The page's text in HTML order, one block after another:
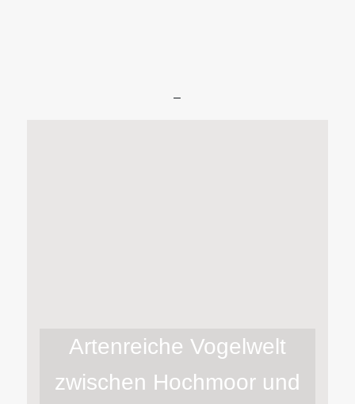
–
Artenreiche Vogelwelt
zwischen Hochmoor und